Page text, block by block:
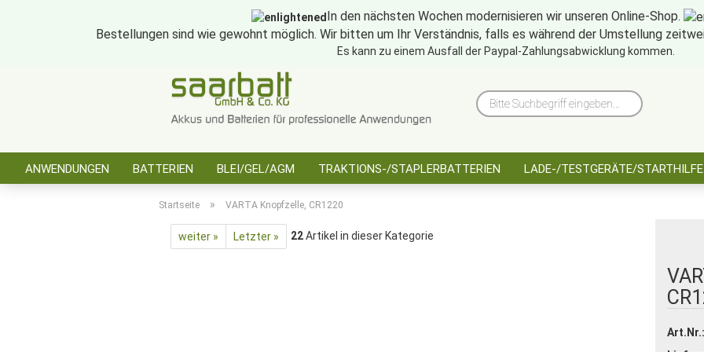
10 Jahre saarbatt
Bitte
In den nächsten Wochen modernisieren wir unseren Online-Shop.
Bestellungen sind wie gewohnt möglich. Wir bitten um Ihr Verständnis, falls es während der Umstellung
Es kann zu einem Ausfall der Paypal-Zahlungsabwicklung kommen.
ANWENDUNGEN BATTERIEN BLEI/GEL/AGM TRAKTIONS-/STAPLERBATTERIEN LADE-/TESTGERÄTE/STARTHILFE
Startseite » VARTA Knopfzelle, CR1220
weiter » Letzter » 22Artikel in dieser Kategorie
Art.Nr.: